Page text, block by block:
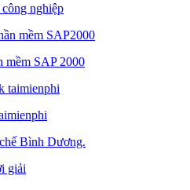
công nghiệp
mềm SAP 2000
giải